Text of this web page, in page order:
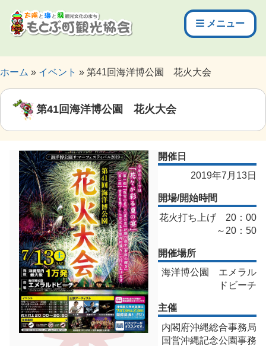
メニュー
ホーム イベント 第41回海洋博公園 花火大会
第41回海洋博公園 花火大会
開催日
2019年7月13日
開場/開始時間
花火打ち上げ 20：00
～20：50
開催場所
海洋博公園 エメラル
ドビーチ
主催
内閣府沖縄総合事務局
国営沖縄記念公園事務